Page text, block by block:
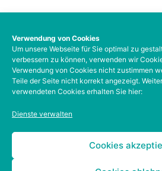
Verwendung von Cookies
Um unsere Webseite für Sie optimal zu
verbessern zu können, verwenden wir
Verwendung von Cookies nicht zustimmen
Teile der Seite nicht korrekt angezeigt.
verwendeten Cookies erhalten Sie hier:
Dienste verwalten
Cookies
Impressum
Datenschutzbelehrung
AGB
Barrierefreiheit
Kontodetails